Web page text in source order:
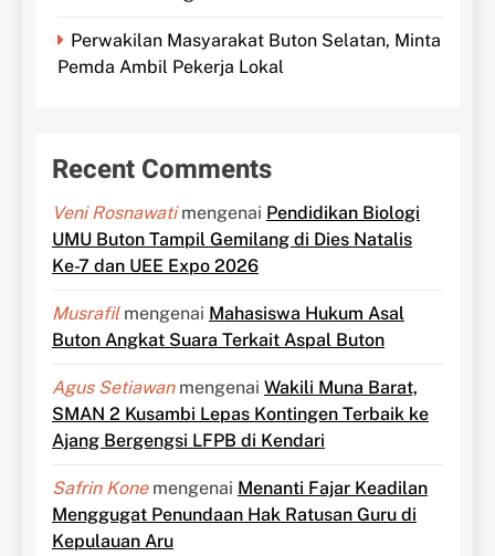
Perwakilan Masyarakat Buton Selatan, Minta
Pemda Ambil Pekerja Lokal
Recent Comments
Veni Rosnawatimengenai Pendidikan Biologi
UMU Buton Tampil Gemilang di Dies Natalis
Ke-7 dan UEE Expo 2026
Musrafilmengenai Mahasiswa Hukum Asal
Buton Angkat Suara Terkait Aspal Buton
Agus Setiawanmengenai Wakili Muna Barat,
SMAN 2 Kusambi Lepas Kontingen Terbaik ke
Ajang Bergengsi LFPB di Kendari
Safrin Konemengenai Menanti Fajar Keadilan
Menggugat Penundaan Hak Ratusan Guru di
Kepulauan Aru